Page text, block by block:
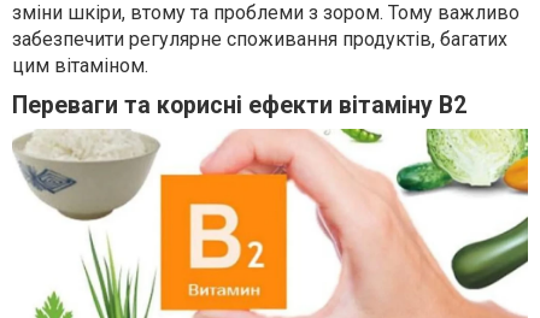
зміни шкіри, втому та проблеми з зором. Тому важливо
забезпечити регулярне споживання продуктів, багатих
цим вітаміном.
Переваги та корисні ефекти вітаміну В2